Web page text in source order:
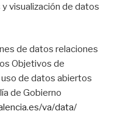
visualización de datos
de datos relaciones
Objetivos de
de datos abiertos
de Gobierno
va/data/